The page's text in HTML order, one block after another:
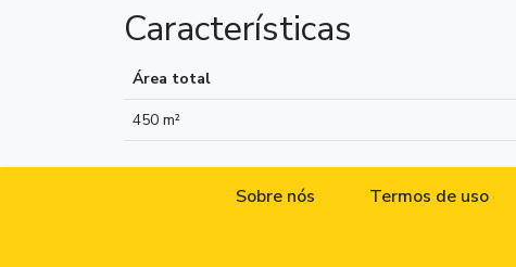
Características
Área total
450 m²
Sobre nós Termos de uso